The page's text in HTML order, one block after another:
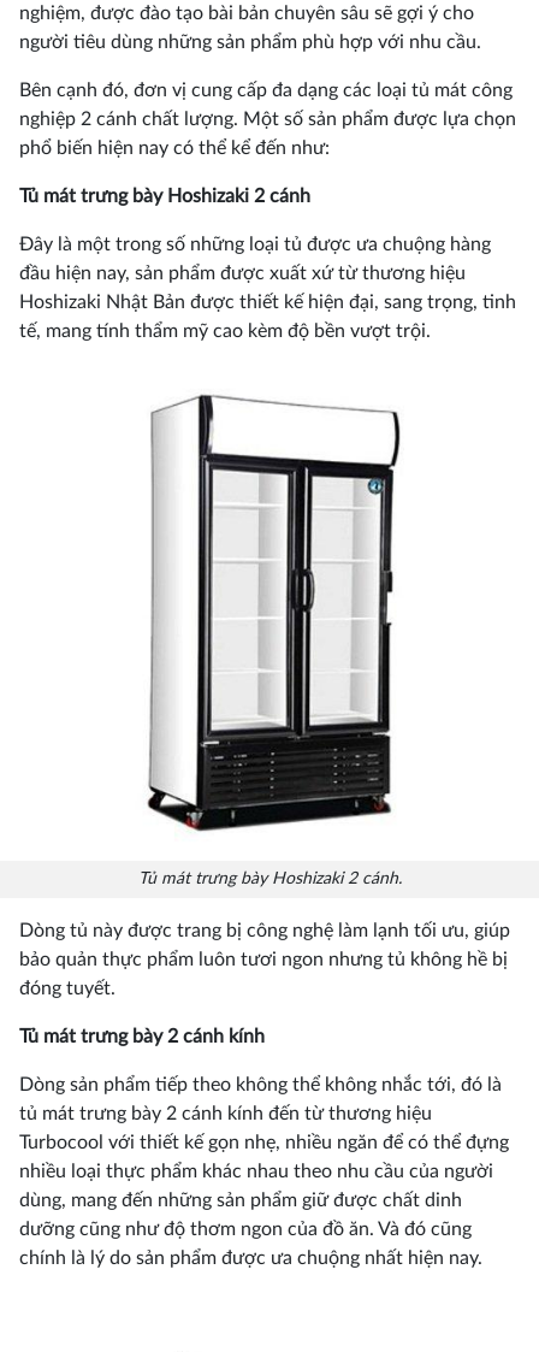
nghiệm, được đào tạo bài bản chuyên sâu sẽ gợi ý cho
người tiêu dùng những sản phẩm phù hợp với nhu cầu.
Bên cạnh đó, đơn vị cung cấp đa dạng các loại tủ mát công
nghiệp 2 cánh chất lượng. Một số sản phẩm được lựa chọn
phổ biến hiện nay có thể kể đến như:
Tủ mát trưng bày Hoshizaki 2 cánh
Đây là một trong số những loại tủ được ưa chuộng hàng
đầu hiện nay, sản phẩm được xuất xứ từ thương hiệu
Hoshizaki Nhật Bản được thiết kế hiện đại, sang trọng, tinh
tế, mang tính thẩm mỹ cao kèm độ bền vượt trội.
Tủ mát trưng bày Hoshizaki 2 cánh.
Dòng tủ này được trang bị công nghệ làm lạnh tối ưu, giúp
bảo quản thực phẩm luôn tươi ngon nhưng tủ không hề bị
đóng tuyết.
Tủ mát trưng bày 2 cánh kính
Dòng sản phẩm tiếp theo không thể không nhắc tới, đó là
tủ mát trưng bày 2 cánh kính đến từ thương hiệu
Turbocool với thiết kế gọn nhẹ, nhiều ngăn để có thể đựng
nhiều loại thực phẩm khác nhau theo nhu cầu của người
dùng, mang đến những sản phẩm giữ được chất dinh
dưỡng cũng như độ thơm ngon của đồ ăn. Và đó cũng
chính là lý do sản phẩm được ưa chuộng nhất hiện nay.